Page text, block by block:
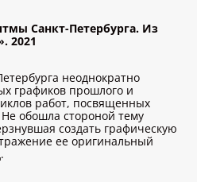
Санкт-Петербурга. Из
2021
неоднократно
графиков прошлого и
работ, посвященных
обошла стороной тему
создать графическую
ее оригинальный